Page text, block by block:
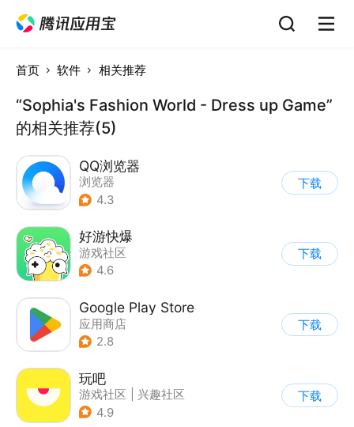
首页 软件 相关推荐
“Sophia's Fashion World - Dress up Game”
的相关推荐(5)
QQ浏览器
浏览器
4.3
下载
好游快爆
游戏社区
4.6
下载
Google Play Store
应用商店
2.8
下载
玩吧
游戏社区
兴趣社区
4.9
下载